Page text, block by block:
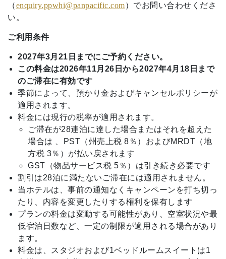
（enquiry.ppwhi@panpacific.com）でお問い合わせくださ
い。
ご利用条件
2027年3月21日までにご予約ください。
この料金は2026年11月26日から2027年4月18日まで
のご滞在に有効です
季節によって、預かり金およびキャンセルポリシーが
適用されます。
料金には現行の税率が適用されます。
ご滞在が28連泊に達した場合またはそれを超えた
場合は 、PST（州売上税 8％）およびMRDT（地
方税 3％）が払い戻されます
GST（物品サービス税 5％）は引き続き必要です
割引は28泊に満たないご滞在には適用されません。
当ホテルは、事前の通知なくキャンペーンを打ち切っ
たり、内容を変更したりする権利を保有します
プランの料金は変動する可能性があり、空室状況や最
低宿泊日数など、一定の制限が適用される場合があり
ます。
料金は、スタジオおよび1ベッドルームスイートは1